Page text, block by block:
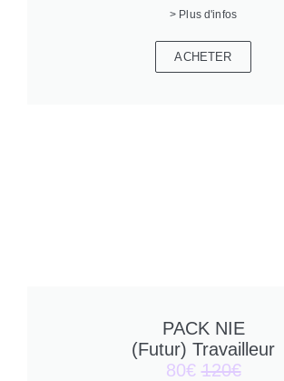
> Plus d'infos
ACHETER
PACK NIE
(Futur) Travailleur
80€ 120€